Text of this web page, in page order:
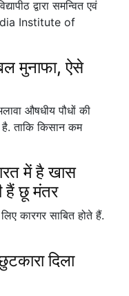
द्वारा समन्वित एवं
Institute of
मुनाफा, ऐसे
औषधीय पौधों की
है. ताकि किसान कम
में है खास
हैं छू मंतर
कारगर साबित होते हैं.
दिला